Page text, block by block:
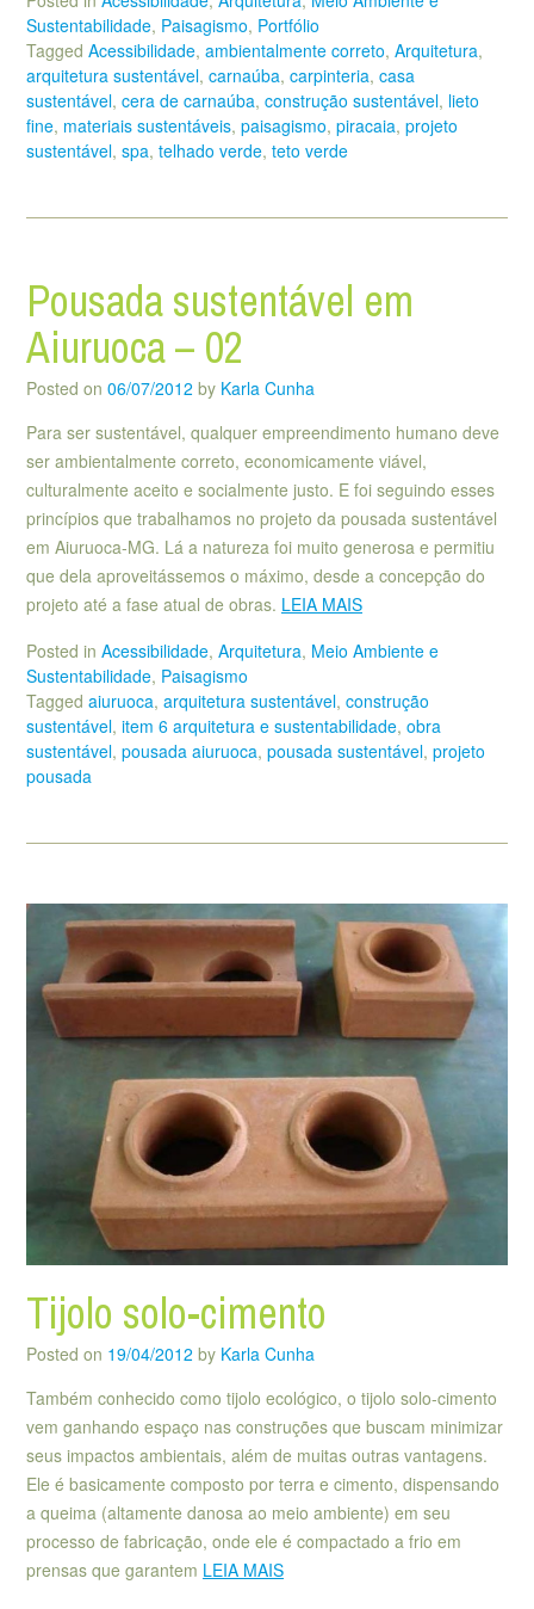
Sustentabilidade, Paisagismo, Portfólio
Tagged Acessibilidade, ambientalmente correto, Arquitetura,
arquitetura sustentável, carnaúba, carpinteria, casa
sustentável, cera de carnaúba, construção sustentável, lieto
fine, materiais sustentáveis, paisagismo, piracaia, projeto
sustentável, spa, telhado verde, teto verde
Pousada sustentável em
Aiuruoca – 02
Posted on 06/07/2012 by Karla Cunha
Para ser sustentável, qualquer empreendimento humano deve
ser ambientalmente correto, economicamente viável,
culturalmente aceito e socialmente justo. E foi seguindo esses
princípios que trabalhamos no projeto da pousada sustentável
em Aiuruoca-MG. Lá a natureza foi muito generosa e permitiu
que dela aproveitássemos o máximo, desde a concepção do
projeto até a fase atual de obras. LEIA MAIS
Posted in Acessibilidade, Arquitetura, Meio Ambiente e
Sustentabilidade, Paisagismo
Tagged aiuruoca, arquitetura sustentável, construção
sustentável, item 6 arquitetura e sustentabilidade, obra
sustentável, pousada aiuruoca, pousada sustentável, projeto
pousada
Tijolo solo-cimento
Posted on 19/04/2012 by Karla Cunha
Também conhecido como tijolo ecológico, o tijolo solo-cimento
vem ganhando espaço nas construções que buscam minimizar
seus impactos ambientais, além de muitas outras vantagens.
Ele é basicamente composto por terra e cimento, dispensando
a queima (altamente danosa ao meio ambiente) em seu
processo de fabricação, onde ele é compactado a frio em
prensas que garantem LEIA MAIS